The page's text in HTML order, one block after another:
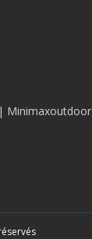
Minimaxoutdoor